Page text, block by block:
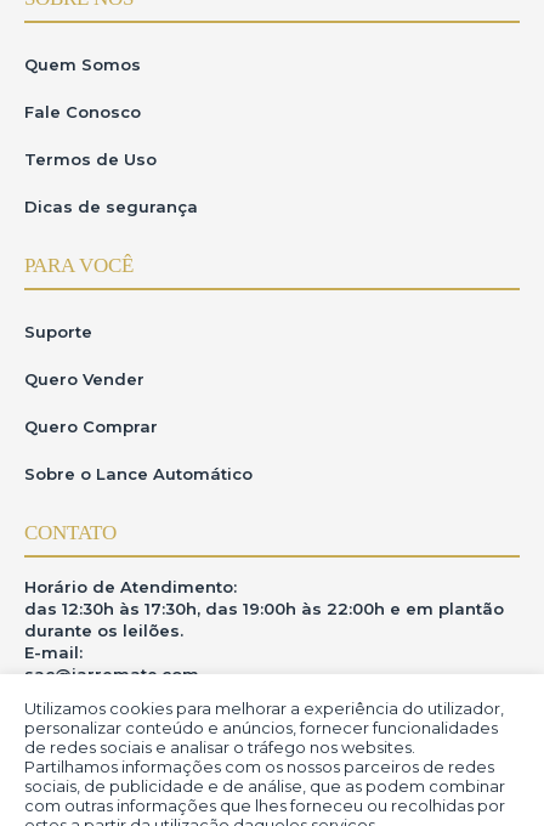
Utilizamos cookies para melhorar a experiência do utilizador,
personalizar conteúdo e anúncios, fornecer funcionalidades
de redes sociais e analisar o tráfego nos websites.
Partilhamos informações com os nossos parceiros de redes
sociais, de publicidade e de análise, que as podem combinar
com outras informações que lhes forneceu ou recolhidas por
Quem Somos
Fale Conosco
Termos de Uso
Dicas de segurança
PARA VOCÊ
Suporte
Quero Vender
Quero Comprar
Sobre o Lance Automático
CONTATO
Horário de Atendimento:
das 12:30h às 17:30h, das 19:00h às 22:00h e em plantão
durante os leilões.
E-mail:
sac@iarremate.com
ONDE ESTAMOS
R. Heitor Modesto, 28 - Estação São Lourenço - MG
CEP: 37470-000